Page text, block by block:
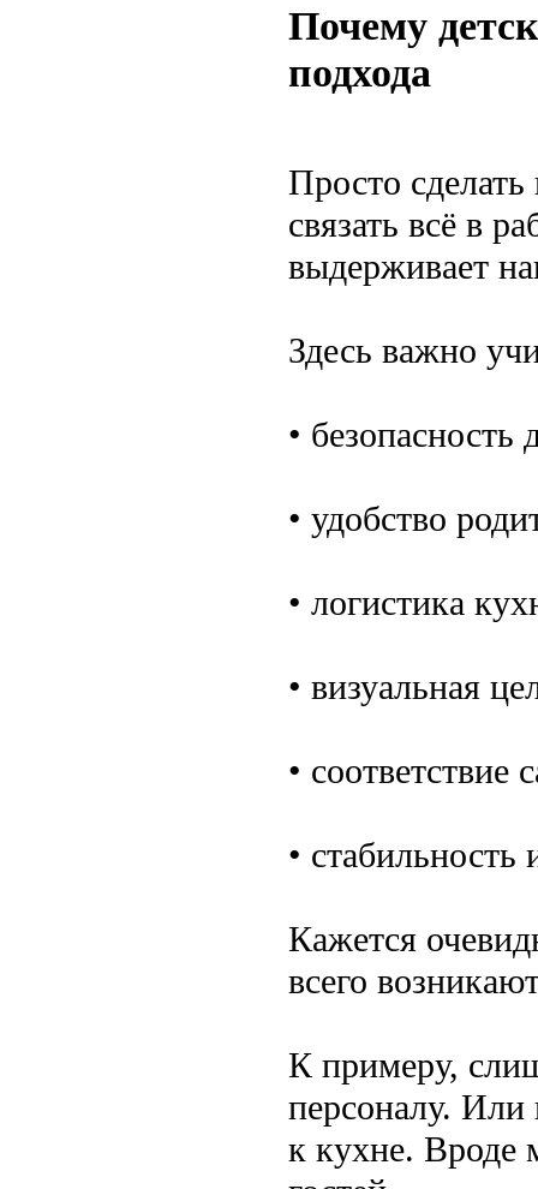
Почему
подхода
Просто
связать всё в
выдерживает
Здесь важно
•
• удобство
• логистика
• визуальная
•
•
Кажется
всего
К примеру,
персоналу. Или
к кухне. Вроде